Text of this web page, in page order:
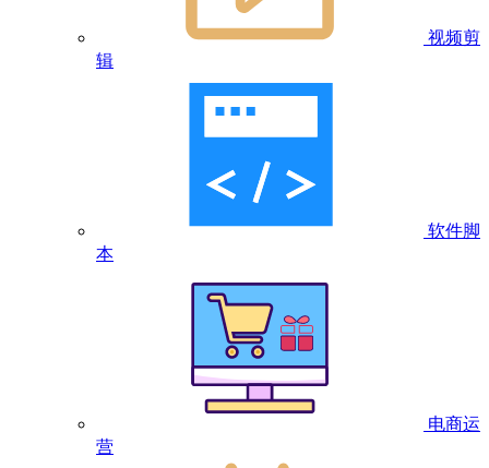
视频剪
辑
软件脚
本
电商运
营